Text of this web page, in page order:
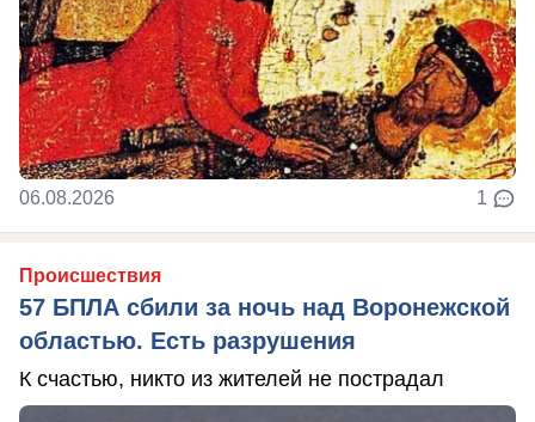
06.08.2026 1
Происшествия
57 БПЛА сбили за ночь над Воронежской
областью. Есть разрушения
К счастью, никто из жителей не пострадал